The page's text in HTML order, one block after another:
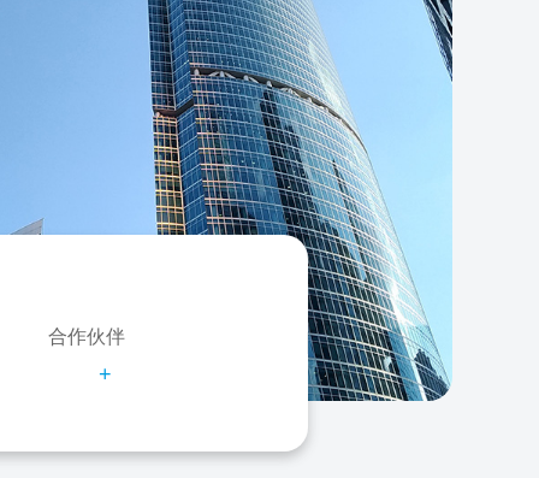
合作伙伴
+